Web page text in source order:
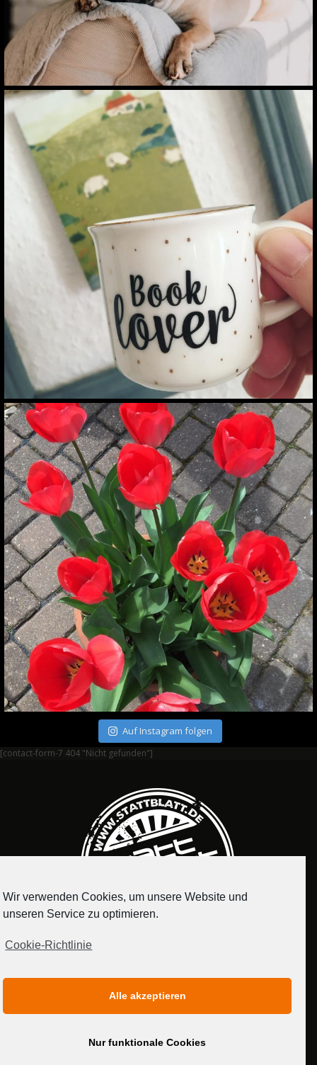
Auf Instagram folgen
[contact-form-7 404 "Nicht gefunden"]
MEDIADATEN
Wir verwenden Cookies, um unsere Website und
unseren Service zu optimieren.
Cookie-Richtlinie
Alle akzeptieren
Nur funktionale Cookies